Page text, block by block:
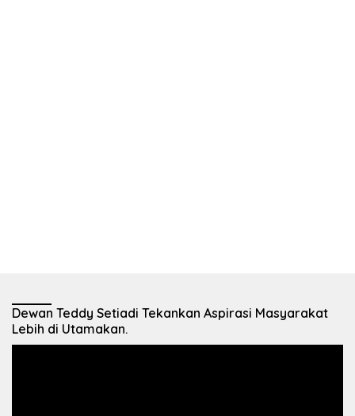
Dewan Teddy Setiadi Tekankan Aspirasi Masyarakat
Lebih di Utamakan.